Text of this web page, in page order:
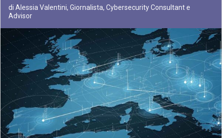
di Alessia Valentini, Giornalista, Cybersecurity Consultant e
Advisor